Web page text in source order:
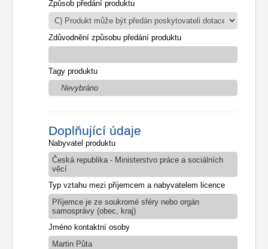
Způsob předání produktu
Zdůvodnění způsobu předání produktu
Tagy produktu
Nevybráno
Doplňující údaje
Nabyvatel produktu
Česká republika - Ministerstvo práce a sociálních
věcí
Typ vztahu mezi příjemcem a nabyvatelem licence
Příjemce je ze soukromé sféry nebo orgán
samosprávy (obec, kraj)
Jméno kontaktní osoby
Martin Půta